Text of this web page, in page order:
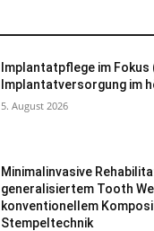
Implantatpflege im Fokus
Implantatversorgung im
5. August 2026
Minimalinvasive
generalisiertem Tooth
konventionellem
Stempeltechnik